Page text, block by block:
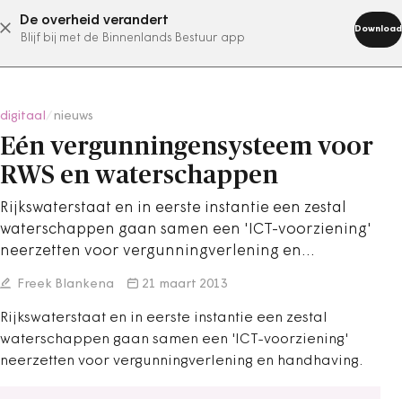
De overheid verandert
Blijf bij met de Binnenlands Bestuur app
Download
abonneer nu
digitaal nieuws
Eén vergunningensysteem voor
RWS en waterschappen
Rijkswaterstaat en in eerste instantie een zestal
waterschappen gaan samen een 'ICT-voorziening'
neerzetten voor vergunningverlening en…
Freek Blankena 21 maart 2013
Rijkswaterstaat en in eerste instantie een zestal
waterschappen gaan samen een 'ICT-voorziening'
neerzetten voor vergunningverlening en handhaving.